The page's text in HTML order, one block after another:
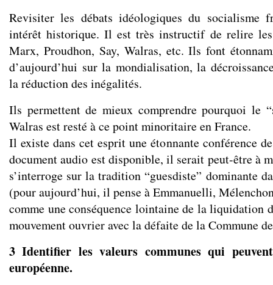
Revisiter les débats idéologiques du socialisme
intérêt historique. Il est très instructif de relire les
Marx, Proudhon, Say, Walras, etc. Ils font
d’aujourd’hui sur la mondialisation, la
la réduction des inégalités.
Ils permettent de mieux comprendre pourquoi le
Walras est resté à ce point minoritaire en France.
Il existe dans cet esprit une étonnante conférence
document audio est disponible, il serait peut-être à
s’interroge sur la tradition “guesdiste” dominante
(pour aujourd’hui, il pense à Emmanuelli,
comme une conséquence lointaine de la liquidation
mouvement ouvrier avec la défaite de la Commune
3 Identifier les valeurs communes qui
européenne.